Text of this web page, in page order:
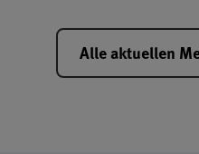
Alle aktuellen